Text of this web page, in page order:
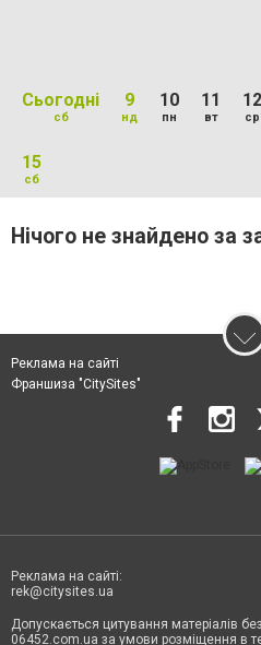
Сьогодні
сб
9
нд
10
пн
11
вт
12
ср
15
сб
Нічого не знайдено за
Реклама на сайті
Франшиза "CitySites"
Реклама на сайті:
rek@citysites.ua
Допускається цитування матеріалів
06452.com.ua за умови розміщення в